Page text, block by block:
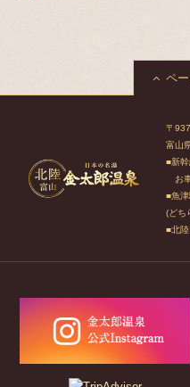
ペ
〒
富山
■新
お
■魚
(どち
■北